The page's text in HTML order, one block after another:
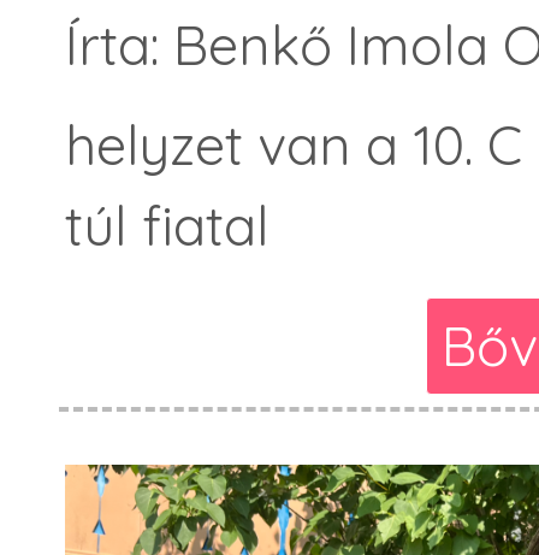
Írta: Benkő Imola
helyzet van a 10.
túl fiatal